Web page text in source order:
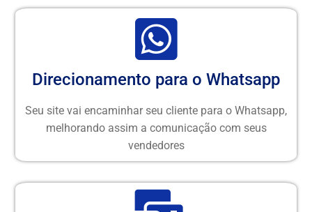
Direcionamento para o Whatsapp
Seu site vai encaminhar seu cliente para o Whatsapp,
melhorando assim a comunicação com seus
vendedores